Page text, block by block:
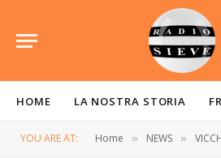
HOME LA NOSTRA STORIA
YOU ARE AT: Home » NEWS »